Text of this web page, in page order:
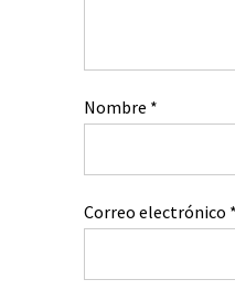
Nombre *
Correo electrónico *